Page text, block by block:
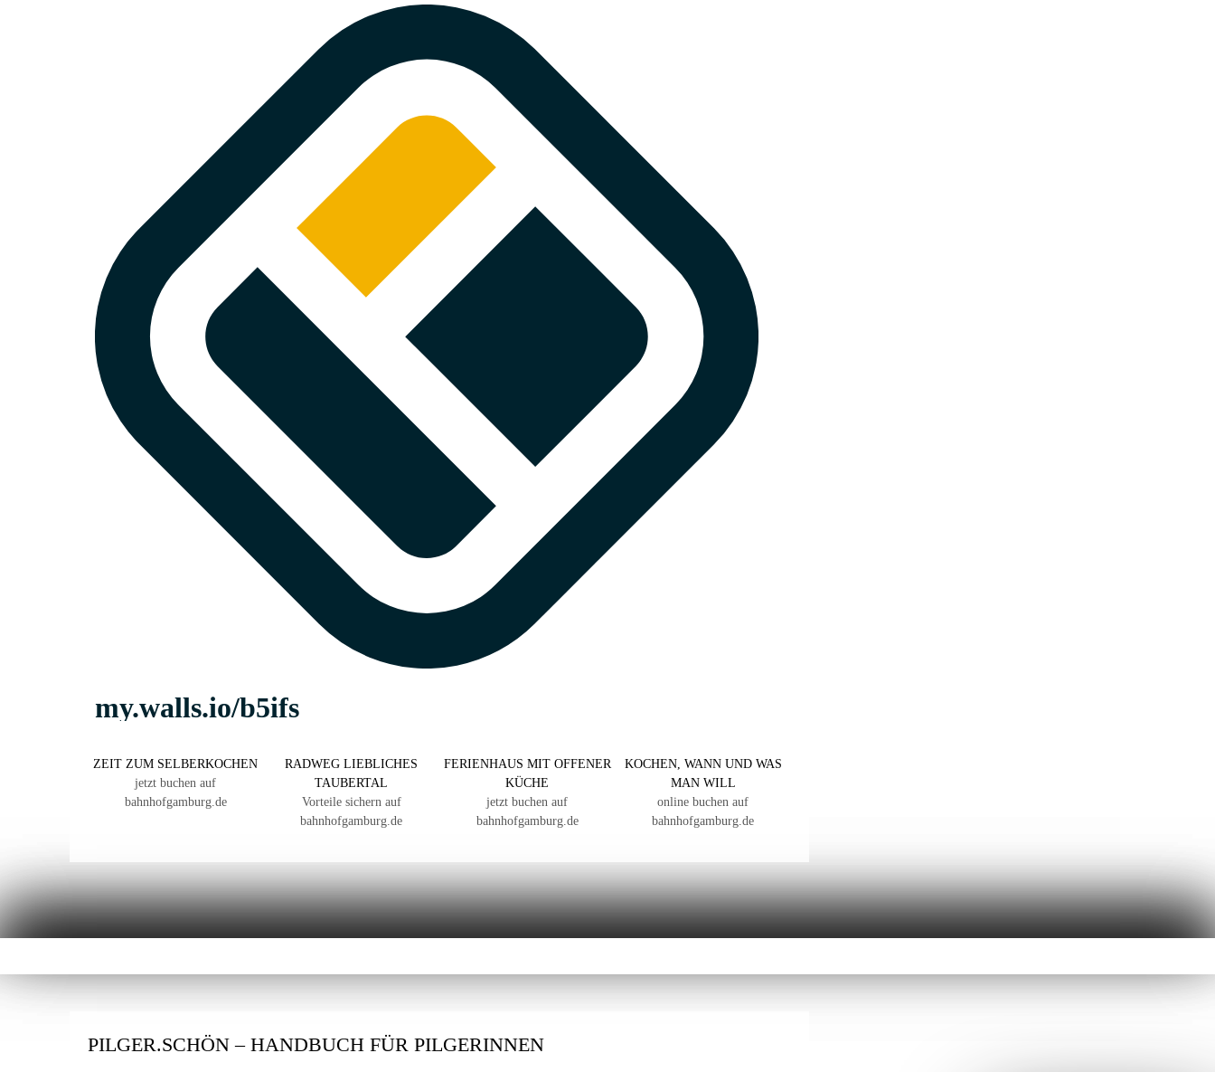
ZEIT ZUM SELBERKOCHEN
jetzt buchen auf
bahnhofgamburg.de
RADWEG LIEBLICHES
TAUBERTAL
Vorteile sichern auf
bahnhofgamburg.de
FERIENHAUS MIT OFFENER
KÜCHE
jetzt buchen auf
bahnhofgamburg.de
KOCHEN, WANN UND WAS
MAN WILL
online buchen auf
bahnhofgamburg.de
PILGER.SCHÖN – HANDBUCH FÜR PILGERINNEN